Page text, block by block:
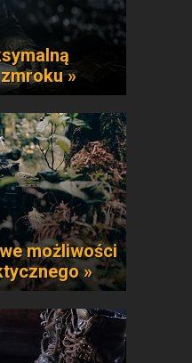
»
możliwości
»